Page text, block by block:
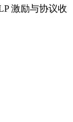
激励与协议收